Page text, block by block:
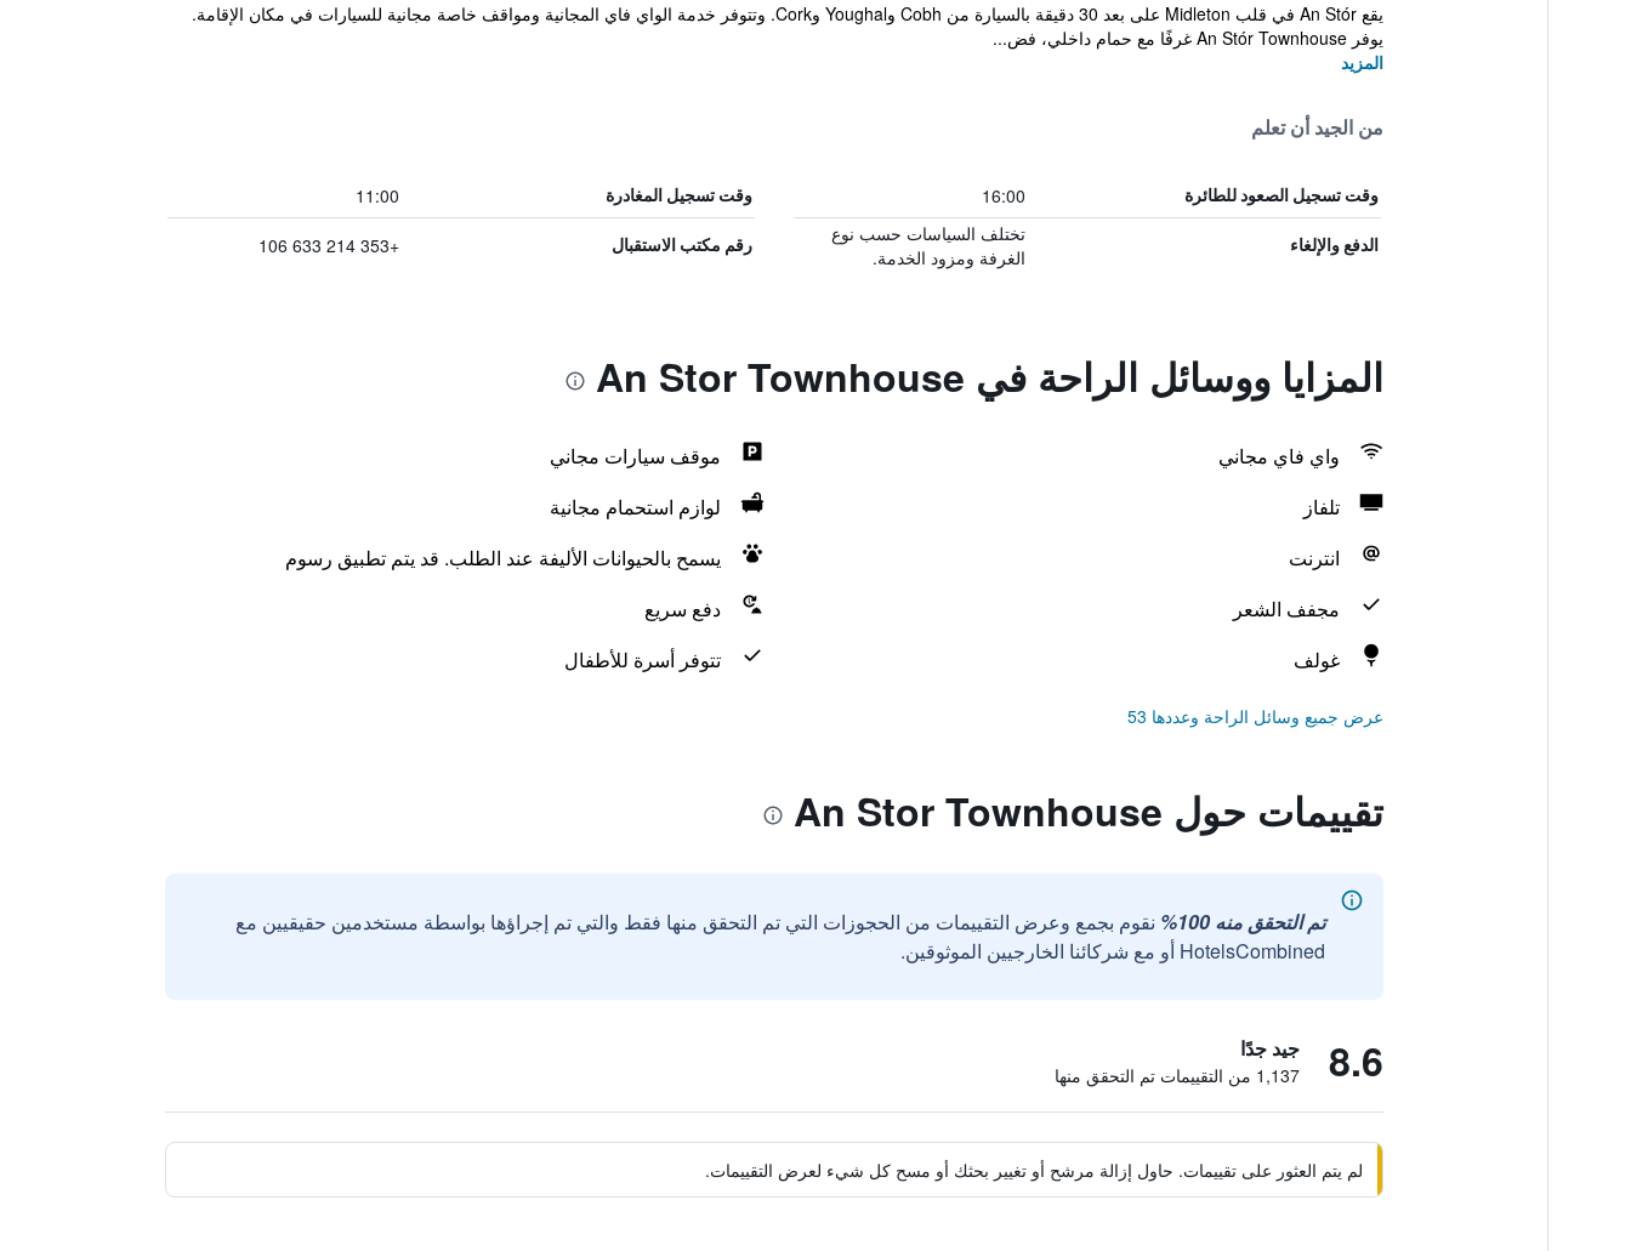
يقع An Stór في قلب Midleton على بعد 30 دقيقة بالسيارة من Cobh وYoughal وCork. وتتوفر خدمة الواي فاي المجانية ومواقف خاصة مجانية للسيارات في مكان الإقامة.
يوفر An Stór Townhouse غرفًا مع حمام داخلي، فض...
المزيد
من الجيد أن تعلم
وقت تسجيل الصعود للطائرة 16:00 وقت تسجيل المغادرة 11:00
الدفع والإلغاء
تختلف السياسات حسب نوع
الغرفة ومزود الخدمة.
رقم مكتب الاستقبال +353 214 633 106
المزايا ووسائل الراحة في An Stor Townhouse
واي فاي مجاني
موقف سيارات مجاني
تلفاز
لوازم استحمام مجانية
انترنت
يسمح بالحيوانات الأليفة عند الطلب. قد يتم تطبيق رسوم
مجفف الشعر
دفع سريع
غولف
تتوفر أسرة للأطفال
عرض جميع وسائل الراحة وعددها 53
تقييمات حول An Stor Townhouse
تم التحقق منه 100%
نقوم بجمع وعرض التقييمات من الحجوزات التي تم التحقق منها فقط والتي تم إجراؤها بواسطة مستخدمين حقيقيين مع
HotelsCombined أو مع شركائنا الخارجيين الموثوقين.
8.6 جيد جدًا
1,137 من التقييمات تم التحقق منها
لم يتم العثور على تقييمات. حاول إزالة مرشح أو تغيير بحثك أو مسح كل شيء لعرض التقييمات.